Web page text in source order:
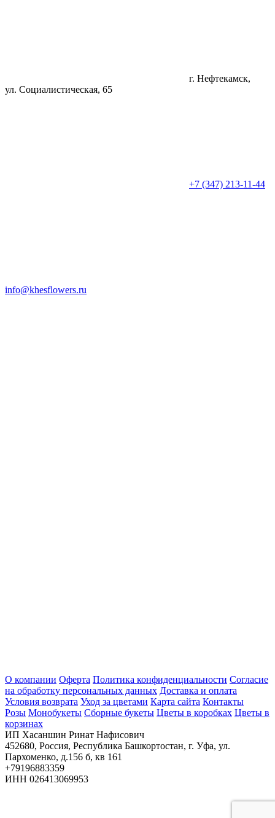
г. Нефтекамск,
ул. Социалистическая, 65
+7 (347) 213-11-44
info@khesflowers.ru
О компании Оферта Политика конфиденциальности Согласие
на обработку персональных данных Доставка и оплата
Условия возврата Уход за цветами Карта сайта Контакты
Розы Монобукеты Сборные букеты Цветы в коробках Цветы в
корзинах
ИП Хасаншин Ринат Нафисович
452680, Россия, Республика Башкортостан, г. Уфа, ул.
Пархоменко, д.156 б, кв 161
+79196883359
ИНН 026413069953